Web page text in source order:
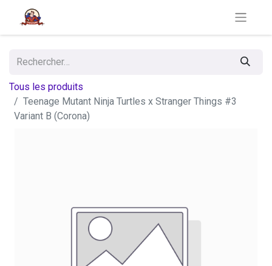
Tous les produits
Teenage Mutant Ninja Turtles x Stranger Things #3
Variant B (Corona)